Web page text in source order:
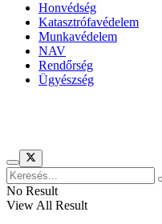
Honvédség
Katasztrófavédelem
Munkavédelem
NAV
Rendőrség
Ügyészség
No Result
View All Result